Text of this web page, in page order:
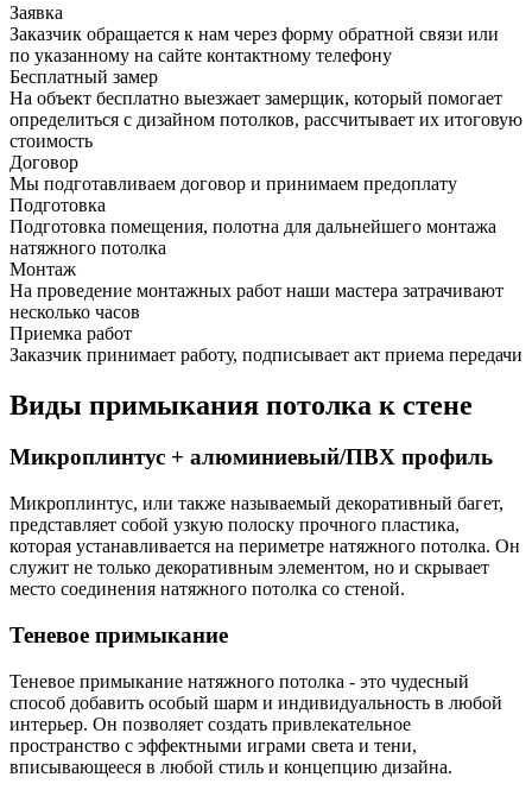
Заявка
Заказчик обращается к нам через форму обратной связи или
по указанному на сайте контактному телефону
Бесплатный замер
На объект бесплатно выезжает замерщик, который помогает
определиться с дизайном потолков, рассчитывает их итоговую
стоимость
Договор
Мы подготавливаем договор и принимаем предоплату
Подготовка
Подготовка помещения, полотна для дальнейшего монтажа
натяжного потолка
Монтаж
На проведение монтажных работ наши мастера затрачивают
несколько часов
Приемка работ
Заказчик принимает работу, подписывает акт приема передачи
Виды примыкания потолка к стене
Микроплинтус + алюминиевый/ПВХ профиль
Микроплинтус, или также называемый декоративный багет,
представляет собой узкую полоску прочного пластика,
которая устанавливается на периметре натяжного потолка. Он
служит не только декоративным элементом, но и скрывает
место соединения натяжного потолка со стеной.
Теневое примыкание
Теневое примыкание натяжного потолка - это чудесный
способ добавить особый шарм и индивидуальность в любой
интерьер. Он позволяет создать привлекательное
пространство с эффектными играми света и тени,
вписывающееся в любой стиль и концепцию дизайна.